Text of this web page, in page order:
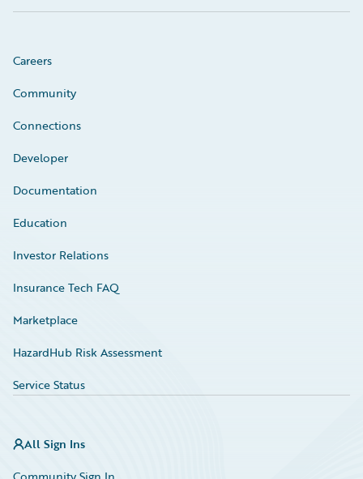
Careers
Community
Connections
Developer
Documentation
Education
Investor Relations
Insurance Tech FAQ
Marketplace
HazardHub Risk Assessment
Service Status
All Sign Ins